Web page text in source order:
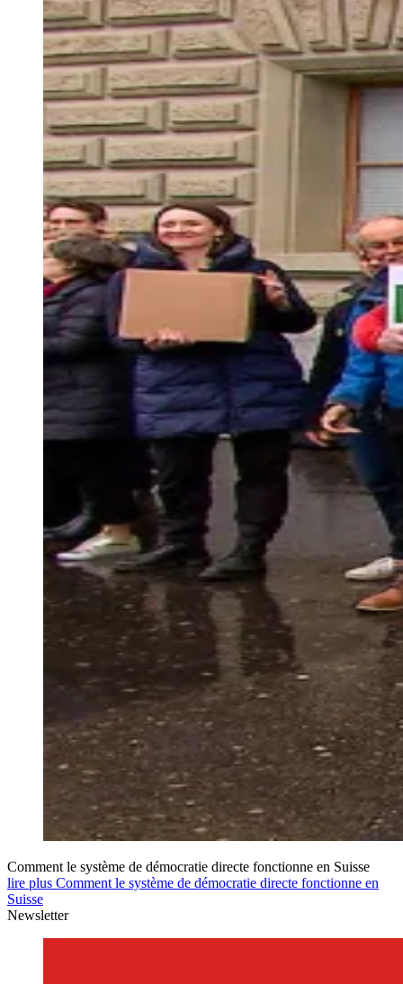
Comment le système de démocratie directe fonctionne en Suisse
lire plus Comment le système de démocratie directe fonctionne en
Suisse
Newsletter